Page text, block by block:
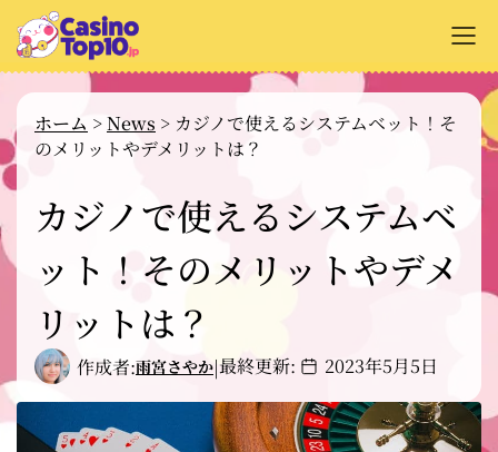
カジノサイトのレビュー
支払い方法
カジノゲーム解説
ホーム >News > カジノで使えるシステムベット！そ
のメリットやデメリットは？
カジノで使えるシステムベ
ット！そのメリットやデメ
リットは？
作成者:雨宮さやか|最終更新: 2023年5月5日